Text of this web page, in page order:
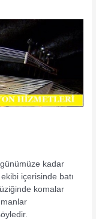
kadar
içerisinde batı
komalar